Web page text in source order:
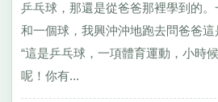
乒乓球，那還是從爸爸那裡學到的
和一個球，我興沖沖地跑去問爸爸這
“這是乒乓球，一項體育運動，小時
呢！你有...